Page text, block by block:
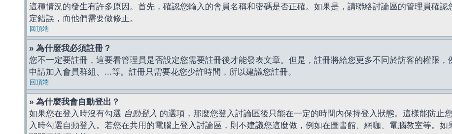
這種情況的發生有許多原因。首先，確認您輸入的會員名稱和密碼是否正確。如果是，請聯絡討論區的管理員確
定錯誤，而他們需要做修正。
回頂端
» 為什麼我必須註冊？
您不一定要註冊，這要看管理員是否設定您需要註冊後才能發表文章。但是，註冊將給您更多不同於訪客的權限
申請加入會員群組、...等。註冊只需要花您少許時間，所以建議您註冊。
回頂端
» 為什麼我會自動登出？
如果您在登入時沒有勾選 自動登入 的選項，那麼您登入討論區後只能在一定的時間內保持登入狀態。這樣能防止
入時勾選自動登入。若您在共用的電腦上登入討論區，則不建議您這麼做，例如在圖書館、網咖、電腦教室等。